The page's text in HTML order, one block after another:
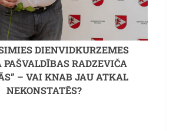
DIENVIDKURZEMES
PAŠVALDĪBAS RADZEVIČA
– VAI KNAB JAU ATKAL
NEKONSTATĒS?